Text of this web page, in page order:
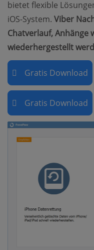
bietet flexible
iOS-System. Viber
Chatverlauf, Anhänge
wiederhergestellt
Gratis Download
Gratis Download